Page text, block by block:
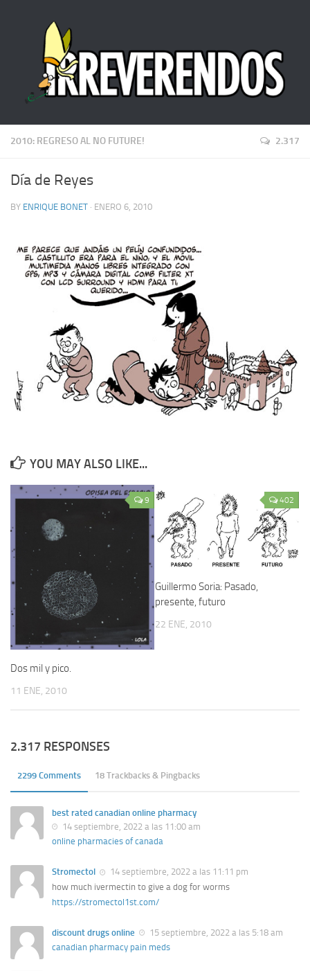
2010: REGRESO AL NO FUTURE! 2.317
Día de Reyes
BY ENRIQUE BONET · ENERO 6, 2010
YOU MAY ALSO LIKE...
9
Dos mil y pico.
11 ENE, 2010
402
Guillermo Soria: Pasado,
presente, futuro
22 ENE, 2010
2.317 RESPONSES
2299 Comments 18 Trackbacks & Pingbacks
best rated canadian online pharmacy
14 septiembre, 2022 a las 11:00 am
online pharmacies of canada
Stromectol
14 septiembre, 2022 a las 11:11 pm
how much ivermectin to give a dog for worms
https://stromectol1st.com/
discount drugs online
15 septiembre, 2022 a las 5:18 am
canadian pharmacy pain meds